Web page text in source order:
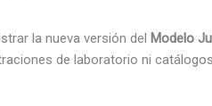
la nueva versión del Modelo
de laboratorio ni